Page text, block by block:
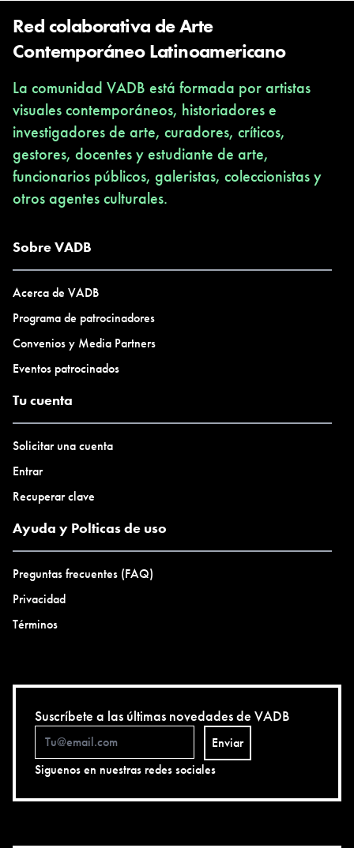
Red colaborativa de Arte
Contemporáneo Latinoamericano
La comunidad VADB está formada por artistas
visuales contemporáneos, historiadores e
investigadores de arte, curadores, críticos,
gestores, docentes y estudiante de arte,
funcionarios públicos, galeristas, coleccionistas y
otros agentes culturales.
Sobre VADB
Acerca de VADB
Programa de patrocinadores
Convenios y Media Partners
Eventos patrocinados
Tu cuenta
Solicitar una cuenta
Entrar
Recuperar clave
Ayuda y Polticas de uso
Preguntas frecuentes (FAQ)
Privacidad
Términos
Suscríbete a las últimas novedades de VADB
Enviar
Siguenos en nuestras redes sociales